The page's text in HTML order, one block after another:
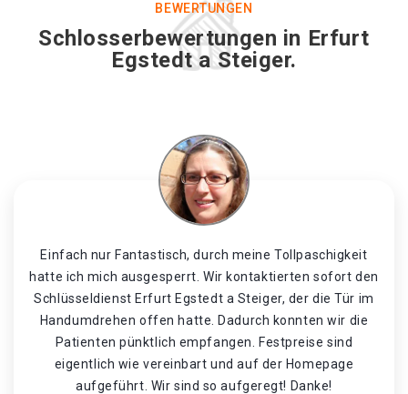
BEWERTUNGEN
Schlosserbewertungen in Erfurt
Egstedt a Steiger.
Einfach nur Fantastisch, durch meine Tollpaschigkeit
hatte ich mich ausgesperrt. Wir kontaktierten sofort den
Schlüsseldienst Erfurt Egstedt a Steiger, der die Tür im
Handumdrehen offen hatte. Dadurch konnten wir die
Patienten pünktlich empfangen. Festpreise sind
eigentlich wie vereinbart und auf der Homepage
aufgeführt. Wir sind so aufgeregt! Danke!